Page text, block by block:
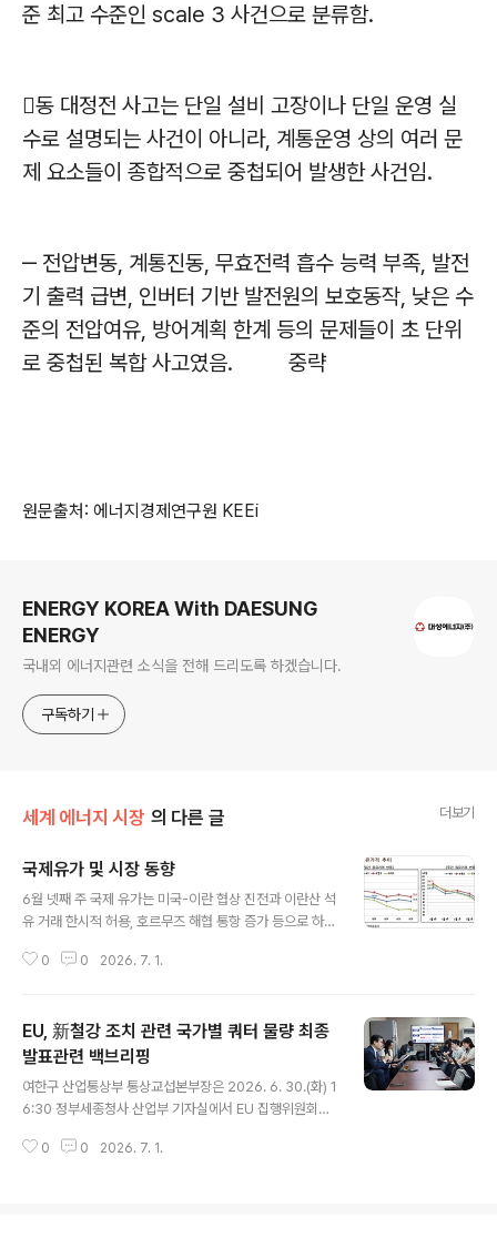
준 최고 수준인 scale 3 사건으로 분류함.
동 대정전 사고는 단일 설비 고장이나 단일 운영 실
수로 설명되는 사건이 아니라, 계통운영 상의 여러 문
제 요소들이 종합적으로 중첩되어 발생한 사건임.
‒ 전압변동, 계통진동, 무효전력 흡수 능력 부족, 발전
기 출력 급변, 인버터 기반 발전원의 보호동작, 낮은 수
준의 전압여유, 방어계획 한계 등의 문제들이 초 단위
로 중첩된 복합 사고였음. 중략
원문출처: 에너지경제연구원 KEEi
ENERGY KOREA With DAESUNG
ENERGY
국내외 에너지관련 소식을 전해 드리도록 하겠습니다.
구독하기
세계 에너지 시장 의 다른 글 더보기
국제유가 및 시장 동향
6월 넷째 주 국제 유가는 미국-이란 협상 진전과 이란산 석
유 거래 한시적 허용, 호르무즈 해협 통항 증가 등으로 하락
이란은 21일과 22일 카타르·파키스탄 중재로 스위스에서
6.22). - 미국과 이란은 실무 협의를 통해 휴전 관리, 호르
무즈 해협 통항 체제, 이란 동결 자산 해제와 제재 해제, 이
란 핵 사찰 문제 등을 주요 의제로 논의할 예정임. ∙ 미국 재
무부는 22일(월) 미국과 이란이 17일 서명한 MOU에 따
라, 이란산 원유·석유제품·석유화학제품의 거래와 관련한
제재를 8월 21일까지 60일 동안 한시적으로 폐지..
0 0 2026. 7. 1.
EU, 新철강 조치 관련 국가별 쿼터 물량 최종
발표관련 백브리핑
여한구 산업통상부 통상교섭본부장은 2026. 6. 30.(화) 1
6:30 정부세종청사 산업부 기자실에서 EU 집행위원회가
는 신철강 조치의 운영계획과 국가별 철강 쿼터 물량 발표
0 0 2026. 7. 1.